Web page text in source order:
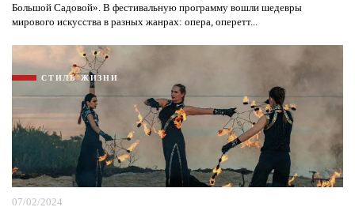
Большой Садовой». В фестивальную программу вошли шедевры
мирового искусства в разных жанрах: опера, оперетт...
СТИЛЬ ЖИЗНИ
07/02/2024